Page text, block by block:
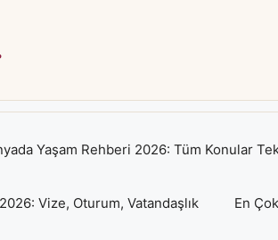
Yaşam Rehberi 2026: Tüm Konular
Vize, Oturum, Vatandaşlık En